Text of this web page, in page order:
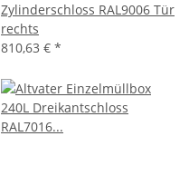
Zylinderschloss RAL9006 Tür
rechts
810,63 € *